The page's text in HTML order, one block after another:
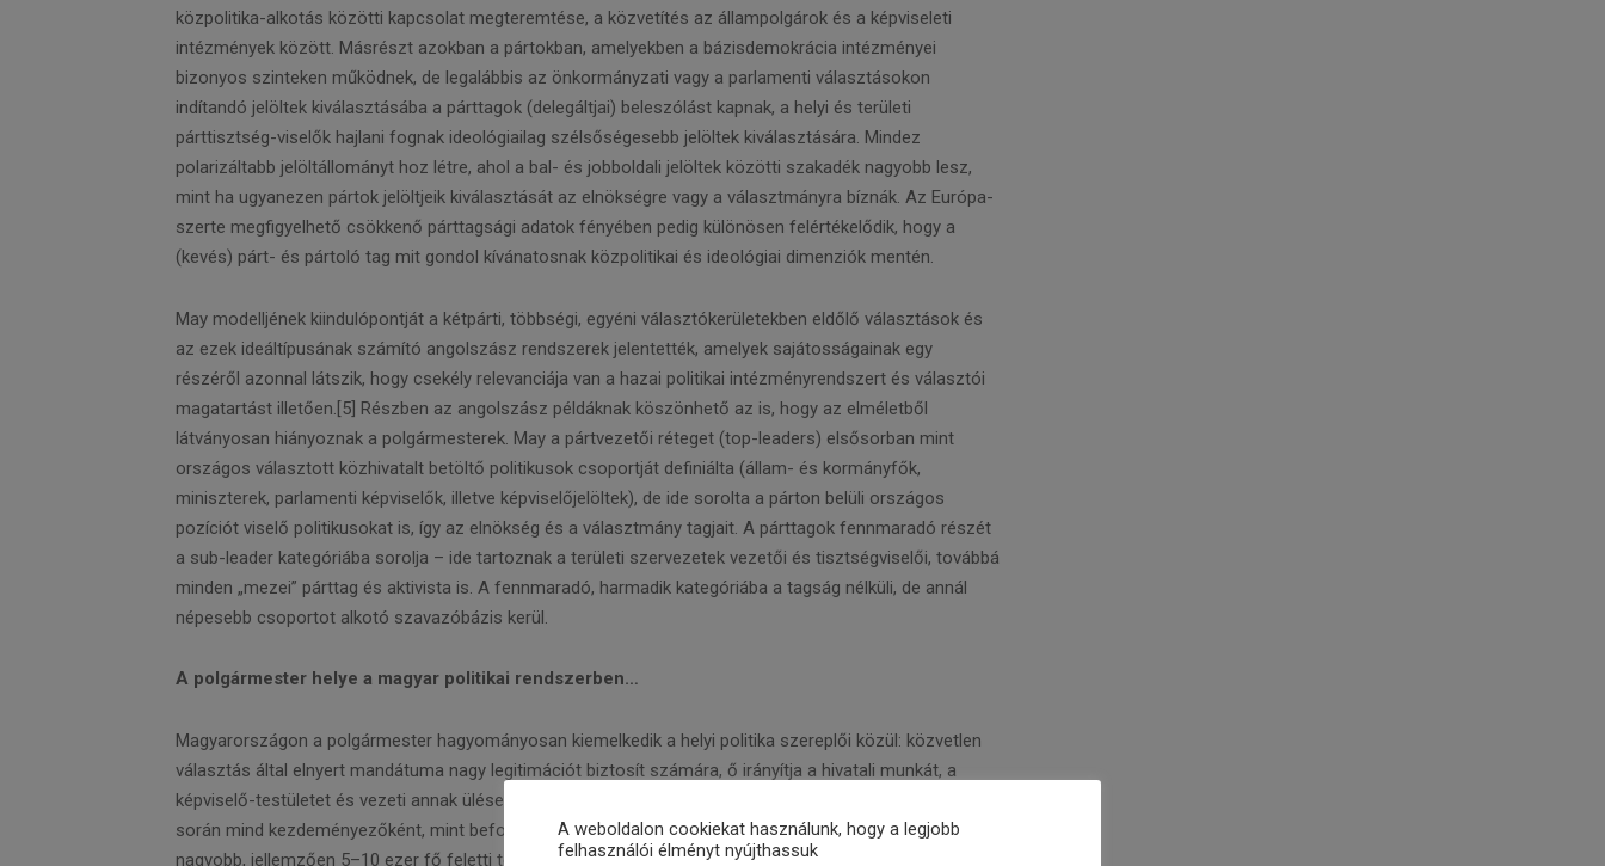
közpolitika-alkotás közötti kapcsolat megteremtése, a közvetítés az állampolgárok és a képviseleti
intézmények között. Másrészt azokban a pártokban, amelyekben a bázisdemokrácia intézményei
bizonyos szinteken működnek, de legalábbis az önkormányzati vagy a parlamenti választásokon
indítandó jelöltek kiválasztásába a párttagok (delegáltjai) beleszólást kapnak, a helyi és területi
párttisztség-viselők hajlani fognak ideológiailag szélsőségesebb jelöltek kiválasztására. Mindez
polarizáltabb jelöltállományt hoz létre, ahol a bal- és jobboldali jelöltek közötti szakadék nagyobb lesz,
mint ha ugyanezen pártok jelöltjeik kiválasztását az elnökségre vagy a választmányra bíznák. Az Európa-
szerte megfigyelhető csökkenő párttagsági adatok fényében pedig különösen felértékelődik, hogy a
(kevés) párt- és pártoló tag mit gondol kívánatosnak közpolitikai és ideológiai dimenziók mentén.
May modelljének kiindulópontját a kétpárti, többségi, egyéni választókerületekben eldőlő választások és
az ezek ideáltípusának számító angolszász rendszerek jelentették, amelyek sajátosságainak egy
részéről azonnal látszik, hogy csekély relevanciája van a hazai politikai intézményrendszert és választói
magatartást illetően.[5] Részben az angolszász példáknak köszönhető az is, hogy az elméletből
látványosan hiányoznak a polgármesterek. May a pártvezetői réteget (top-leaders) elsősorban mint
országos választott közhivatalt betöltő politikusok csoportját definiálta (állam- és kormányfők,
miniszterek, parlamenti képviselők, illetve képviselőjelöltek), de ide sorolta a párton belüli országos
pozíciót viselő politikusokat is, így az elnökség és a választmány tagjait. A párttagok fennmaradó részét
a sub-leader kategóriába sorolja – ide tartoznak a területi szervezetek vezetői és tisztségviselői, továbbá
minden „mezei” párttag és aktivista is. A fennmaradó, harmadik kategóriába a tagság nélküli, de annál
népesebb csoportot alkotó szavazóbázis kerül.
A polgármester helye a magyar politikai rendszerben…
Magyarországon a polgármester hagyományosan kiemelkedik a helyi politika szereplői közül: közvetlen
választás által elnyert mandátuma nagy legitimációt biztosít számára, ő irányítja a hivatali munkát, a
képviselő-testületet és vezeti annak üléseit, megkülönböztetett médiafigyelmet élvez, a döntéshozatal
során mind kezdeményezőként, mint befolyásolóként kiemelkedő szereppel rendelkezik. Emellett a
nagyobb, jellemzően 5–10 ezer fő feletti településeken többnyire pártjának helyi „erős embere”, a
A weboldalon cookiekat használunk, hogy a legjobb
felhasználói élményt nyújthassuk